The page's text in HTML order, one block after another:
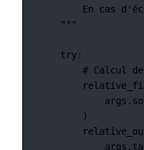
En cas
"""
try:
# Calcul
)